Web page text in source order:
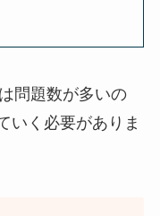
問題数が多いの
いく必要がありま